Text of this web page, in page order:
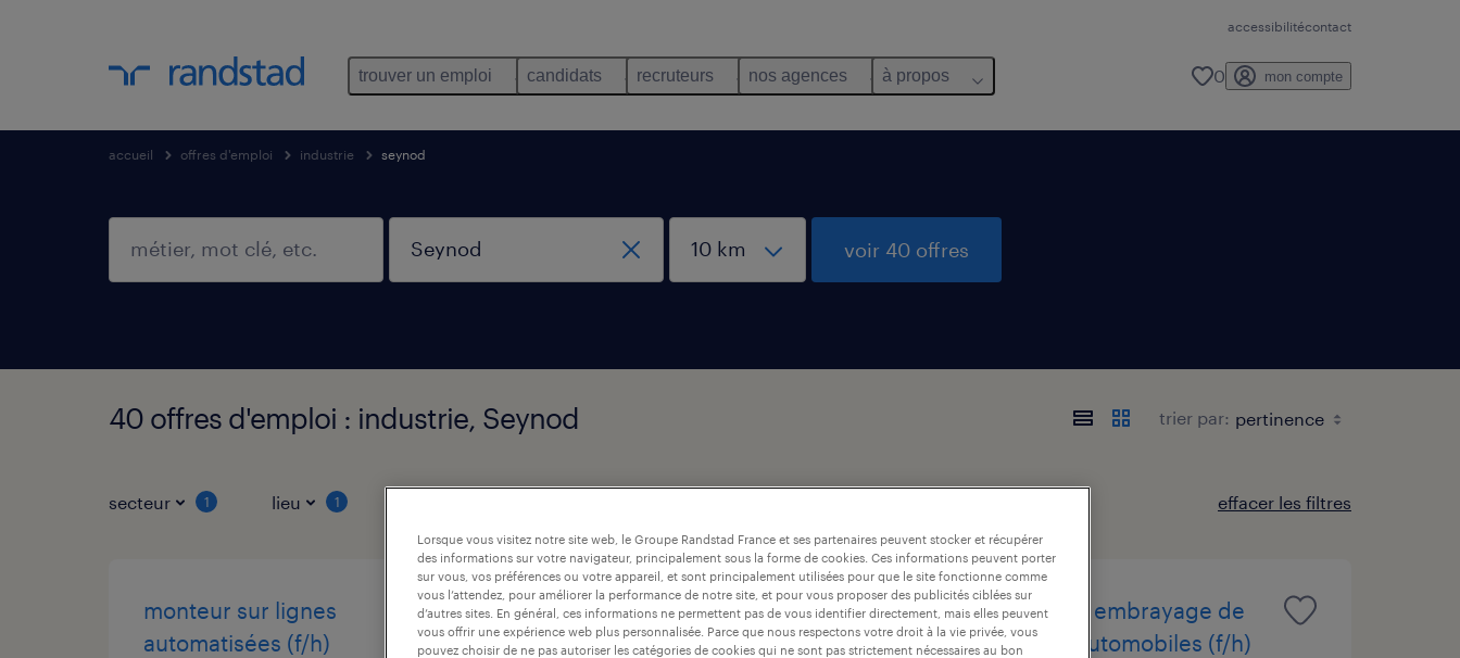
accessibilitécontact
trouver un emploi candidats recruteurs nos agences à propos 0 mon compte
accueil offres d'emploi industrie seynod
voir 40 offres
40 offres d'emploi : industrie, Seynod trier par:
secteur 1 lieu 1 effacer les filtres
monteur sur lignes
automatisées (f/h)
monteur de boite de
vitesse (f/h)
monteur embrayage de
pièces automobiles (f/h)
Lorsque vous visitez notre site web, le Groupe Randstad France et ses partenaires peuvent stocker et récupérer
des informations sur votre navigateur, principalement sous la forme de cookies. Ces informations peuvent porter
sur vous, vos préférences ou votre appareil, et sont principalement utilisées pour que le site fonctionne comme
vous l’attendez, pour améliorer la performance de notre site, et pour vous proposer des publicités ciblées sur
d’autres sites. En général, ces informations ne permettent pas de vous identifier directement, mais elles peuvent
vous offrir une expérience web plus personnalisée. Parce que nous respectons votre droit à la vie privée, vous
pouvez choisir de ne pas autoriser les catégories de cookies qui ne sont pas strictement nécessaires au bon